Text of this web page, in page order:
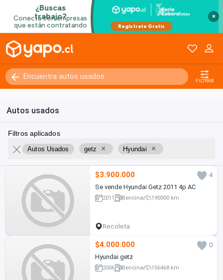
×
FILTRAR
Autos usados
Filtros aplicados
Autos Usados getz × Hyundai ×
$3.900.000
4
Se vende Hyundai Getz 2011 4p AC
2011 Bencina 190000 km
Recoleta
$4.000.000
0
Hyundai getz
2006 Bencina 156468 km